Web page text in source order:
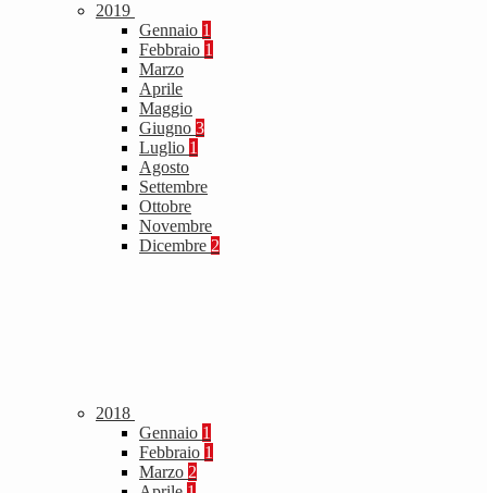
2019
Gennaio 1
Febbraio 1
Marzo
Aprile
Maggio
Giugno 3
Luglio 1
Agosto
Settembre
Ottobre
Novembre
Dicembre 2
2018
Gennaio 1
Febbraio 1
Marzo 2